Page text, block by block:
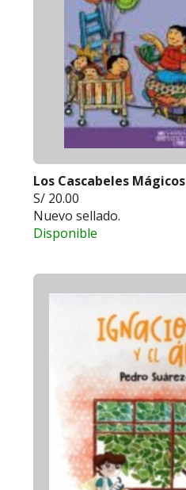
Los Cascabeles Mágicos
S/ 20.00
Nuevo sellado.
Disponible